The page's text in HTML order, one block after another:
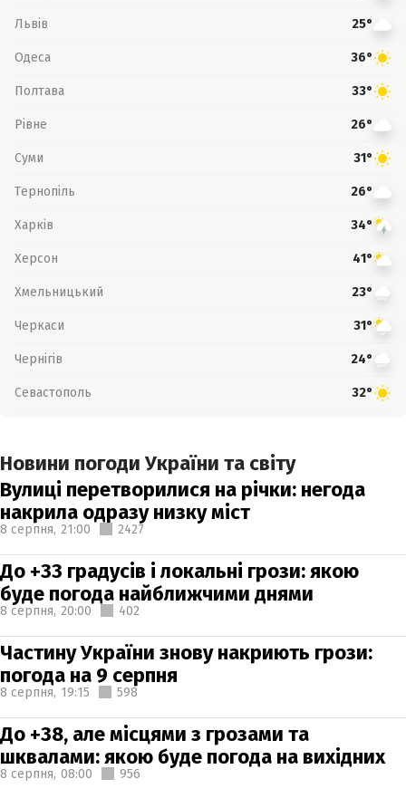
Львів 25°
Одеса 36°
Полтава 33°
Рівне 26°
Суми 31°
Тернопіль 26°
Харків 34°
Херсон 41°
Хмельницький 23°
Черкаси 31°
Чернігів 24°
Севастополь 32°
Новини погоди України та світу
Вулиці перетворилися на річки: негода
накрила одразу низку міст
8 серпня, 21:00 2427
До +33 градусів і локальні грози: якою
буде погода найближчими днями
8 серпня, 20:00 402
Частину України знову накриють грози:
погода на 9 серпня
8 серпня, 19:15 598
До +38, але місцями з грозами та
шквалами: якою буде погода на вихідних
8 серпня, 08:00 956